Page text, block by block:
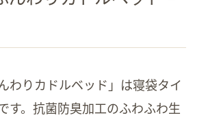
わりカドルベッド」は寝袋タイ
す。抗菌防臭加工のふわふわ生